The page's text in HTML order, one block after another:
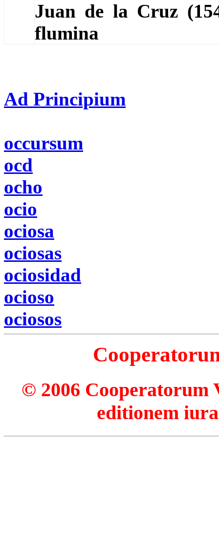
Juan de la Cruz
flumina
Ad Principium
occursum
ocd
ocho
ocio
ociosa
ociosas
ociosidad
ocioso
ociosos
© 2006 Cooperatorum
editionem